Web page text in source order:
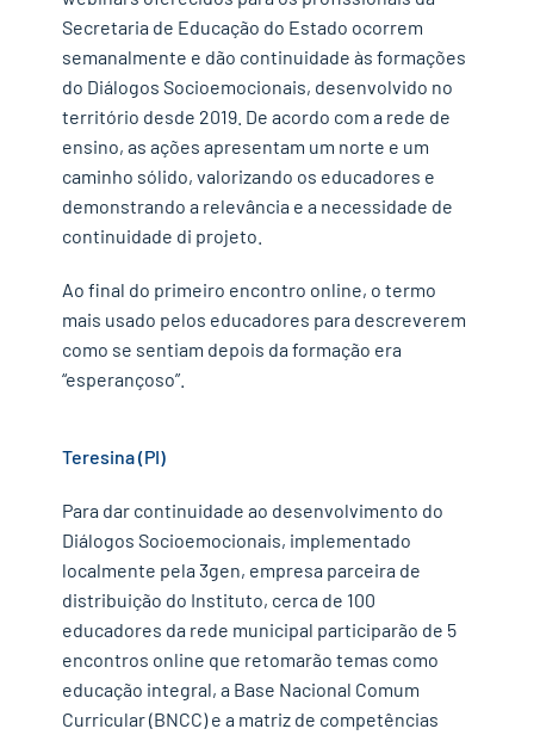
Secretaria de Educação do Estado ocorrem
semanalmente e dão continuidade às formações
do Diálogos Socioemocionais, desenvolvido no
território desde 2019. De acordo com a rede de
ensino, as ações apresentam um norte e um
caminho sólido, valorizando os educadores e
demonstrando a relevância e a necessidade de
continuidade di projeto.
Ao final do primeiro encontro online, o termo
mais usado pelos educadores para descreverem
como se sentiam depois da formação era
“esperançoso”.
Teresina (PI)
Para dar continuidade ao desenvolvimento do
Diálogos Socioemocionais, implementado
localmente pela 3gen, empresa parceira de
distribuição do Instituto, cerca de 100
educadores da rede municipal participarão de 5
encontros online que retomarão temas como
educação integral, a Base Nacional Comum
Curricular (BNCC) e a matriz de competências